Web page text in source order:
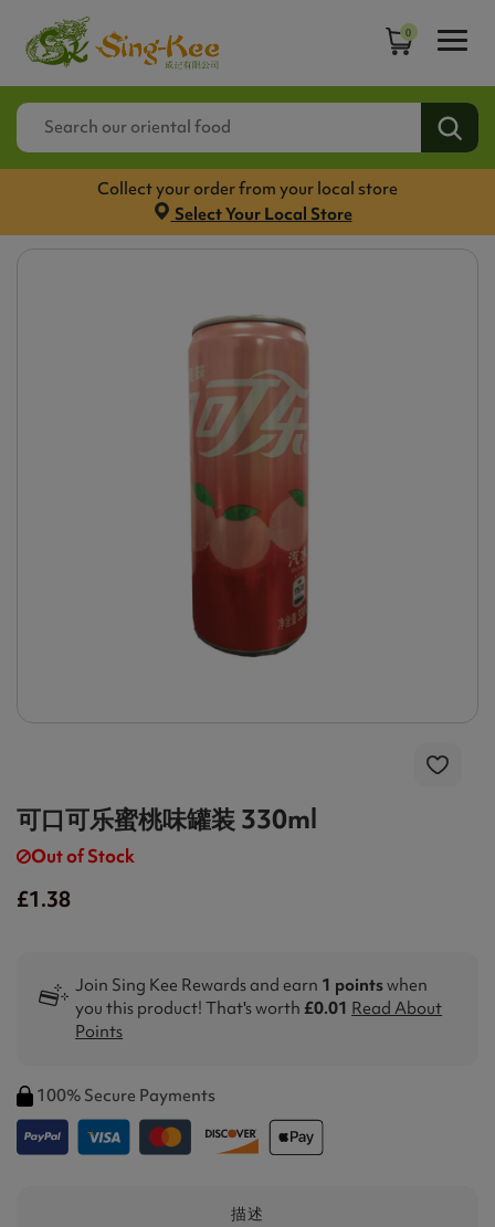
0
Collect your order from your local store
Select Your Local Store
可口可乐蜜桃味罐装 330ml
Out of Stock
£1.38
Join Sing Kee Rewards and earn 1 pointswhen
you this product! That's worth £0.01 Read About
Points
100% Secure Payments
描述